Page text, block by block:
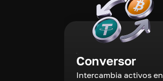
Conversor
Intercambia activos en